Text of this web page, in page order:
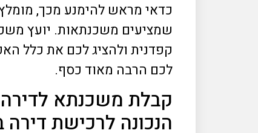
כדאי מראש להימנע מכך,
שמציעים משכנתאות. יועץ
קפדנית ולהציג לכם את כלל
לכם הרבה מאוד כסף.
קבלת משכנתא לדירה
הנכונה לרכישת דירה